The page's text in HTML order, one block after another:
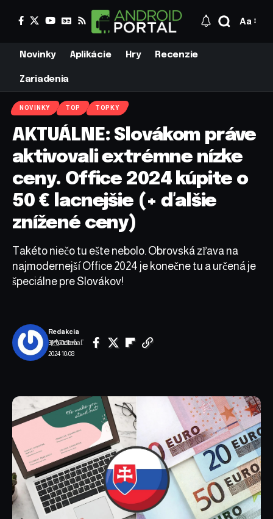
Aa
Novinky Aplikácie Hry Recenzie
Zariadenia
NOVINKY TOP TOPKY
AKTUÁLNE: Slovákom práve
aktivovali extrémne nízke
ceny. Office 2024 kúpite o
50 € lacnejšie (+ ďalšie
znížené ceny)
Takéto niečo tu ešte nebolo. Obrovská zľava na
najmodernejší Office 2024 je konečne tu a určená je
špeciálne pre Slovákov!
31. októbra
2024 10:08
Redakcia
Zdieľať